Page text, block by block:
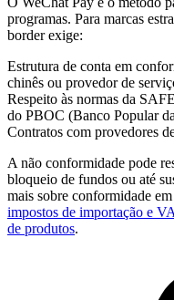
programas. Para marcas
border exige:
Estrutura de conta em
chinês ou provedor de
Respeito às normas da
do PBOC (Banco Popular
Contratos com provedores
A não conformidade pode
bloqueio de fundos ou até
mais sobre conformidade
impostos de importação e
de produtos.